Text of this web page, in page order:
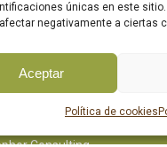
únicas en este
negativamente a ciertas
Aceptar
Política de cookies